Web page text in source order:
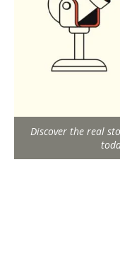
Discover the real